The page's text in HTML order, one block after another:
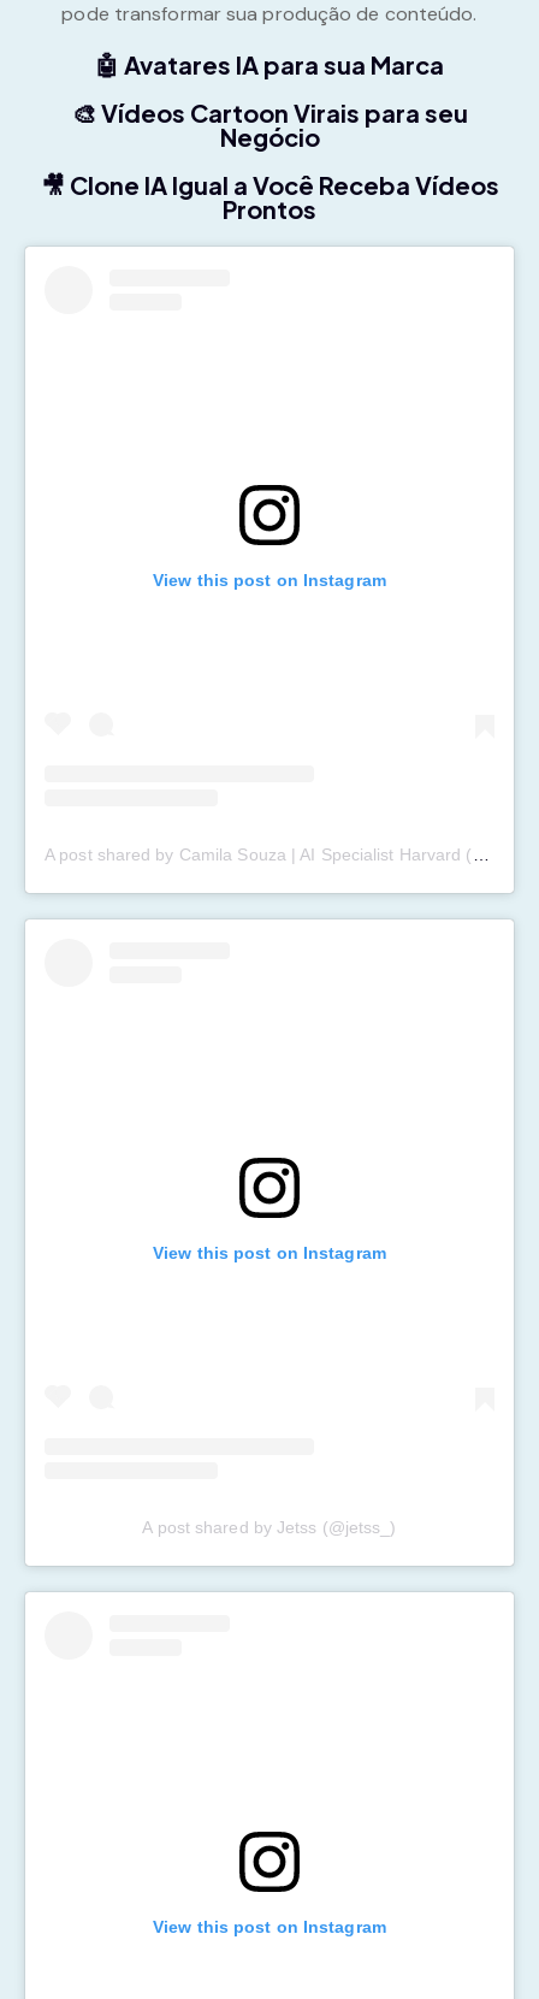
pode transformar sua produção de conteúdo.
🤖 Avatares IA para sua Marca
🎨 Vídeos Cartoon Virais para seu
Negócio
🎥 Clone IA Igual a Você Receba Vídeos
Prontos
View this post on Instagram
A post shared by Camila Souza | AI Specialist Harvard (@camila.ichait)
View this post on Instagram
A post shared by Jetss (@jetss_)
View this post on Instagram